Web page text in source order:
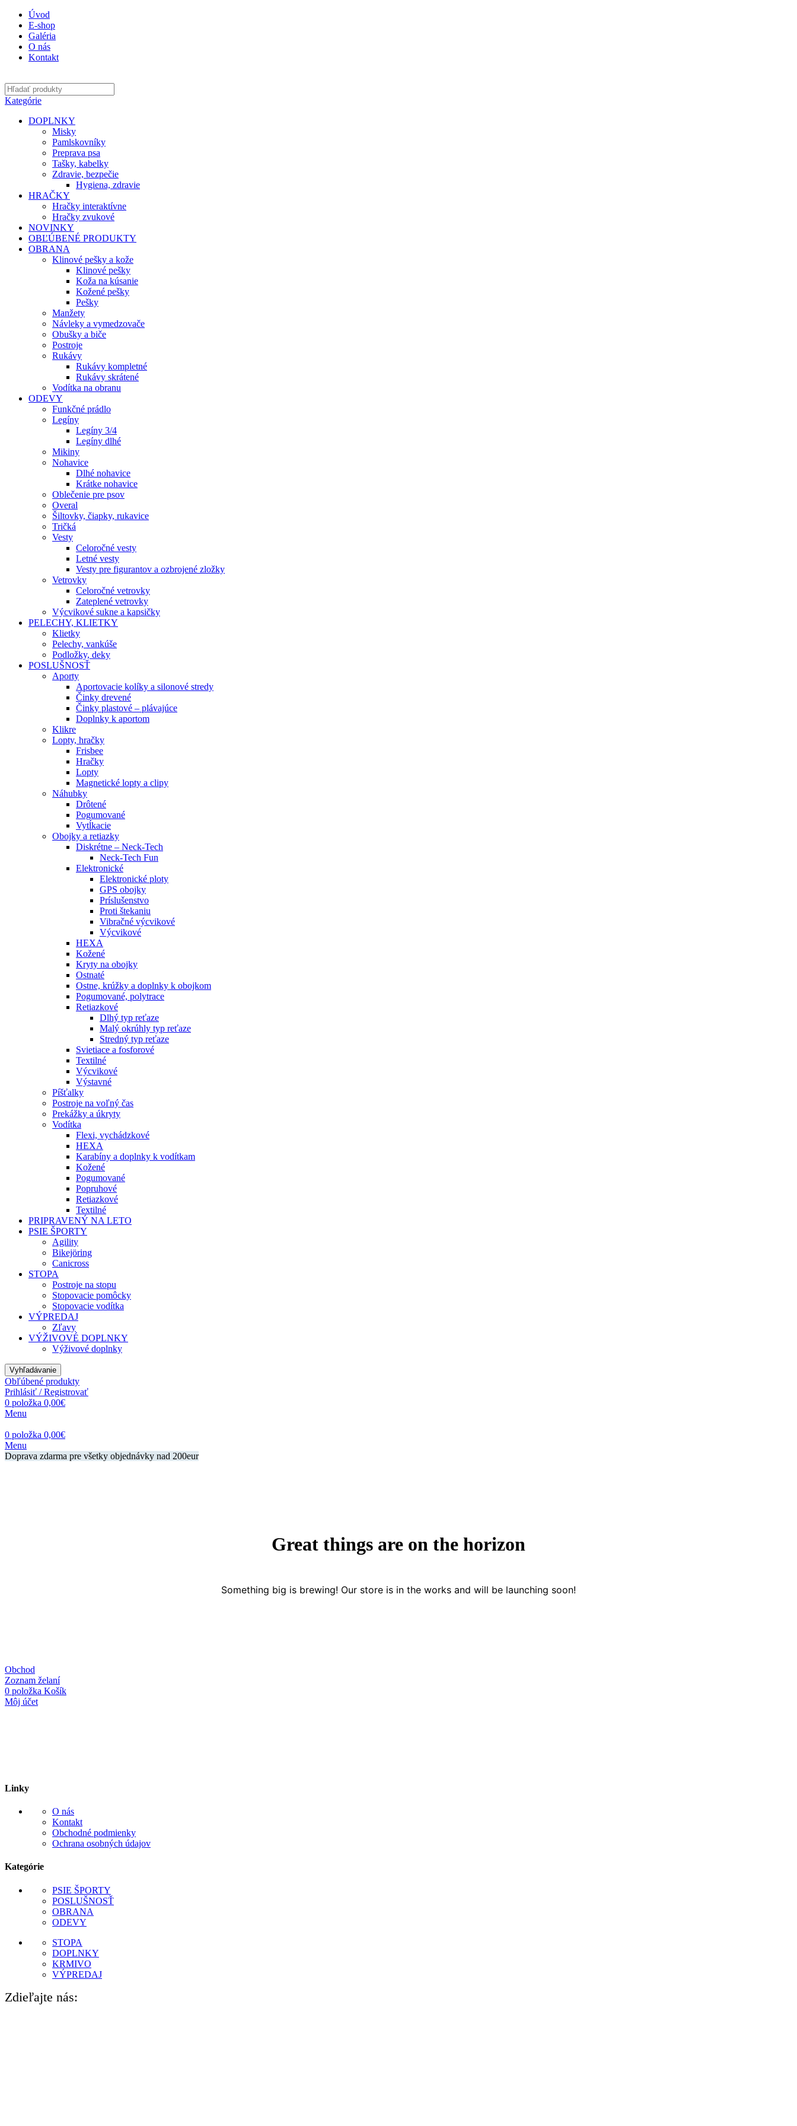
Úvod
E-shop
Galéria
O nás
Kontakt
Kategórie
DOPLNKY
Misky
Pamlskovníky
Preprava psa
Tašky, kabelky
Zdravie, bezpečie
Hygiena, zdravie
HRAČKY
Hračky interaktívne
Hračky zvukové
NOVINKY
OBĽÚBENÉ PRODUKTY
OBRANA
Klinové pešky a kože
Klinové pešky
Koža na kúsanie
Kožené pešky
Pešky
Manžety
Návleky a vymedzovače
Obušky a biče
Postroje
Rukávy
Rukávy kompletné
Rukávy skrátené
Vodítka na obranu
ODEVY
Funkčné prádlo
Legíny
Legíny 3/4
Legíny dlhé
Mikiny
Nohavice
Dlhé nohavice
Krátke nohavice
Oblečenie pre psov
Overal
Šiltovky, čiapky, rukavice
Tričká
Vesty
Celoročné vesty
Letné vesty
Vesty pre figurantov a ozbrojené zložky
Vetrovky
Celoročné vetrovky
Zateplené vetrovky
Výcvikové sukne a kapsičky
PELECHY, KLIETKY
Klietky
Pelechy, vankúše
Podložky, deky
POSLUŠNOSŤ
Aporty
Aportovacie kolíky a silonové stredy
Činky drevené
Činky plastové – plávajúce
Doplnky k aportom
Klikre
Lopty, hračky
Frisbee
Hračky
Lopty
Magnetické lopty a clipy
Náhubky
Drôtené
Pogumované
Vytĺkacie
Obojky a retiazky
Diskrétne – Neck-Tech
Neck-Tech Fun
Elektronické
Elektronické ploty
GPS obojky
Príslušenstvo
Proti štekaniu
Vibračné výcvikové
Výcvikové
HEXA
Kožené
Kryty na obojky
Ostnaté
Ostne, krúžky a doplnky k obojkom
Pogumované, polytrace
Retiazkové
Dlhý typ reťaze
Malý okrúhly typ reťaze
Stredný typ reťaze
Svietiace a fosforové
Textilné
Výcvikové
Výstavné
Píšťalky
Postroje na voľný čas
Prekážky a úkryty
Vodítka
Flexi, vychádzkové
HEXA
Karabíny a doplnky k vodítkam
Kožené
Pogumované
Popruhové
Retiazkové
Textilné
PRIPRAVENÝ NA LETO
PSIE ŠPORTY
Agility
Bikejöring
Canicross
STOPA
Postroje na stopu
Stopovacie pomôcky
Stopovacie vodítka
VÝPREDAJ
Zľavy
VÝŽIVOVÉ DOPLNKY
Výživové doplnky
Vyhľadávanie
Obľúbené produkty
Prihlásiť / Registrovať
0 položka 0,00€
Menu
0 položka 0,00€
Menu
Doprava zdarma pre všetky objednávky nad 200eur
Great things are on the horizon
Something big is brewing! Our store is in the works and will be launching soon!
Obchod
Zoznam želaní
0 položka Košík
Môj účet
Linky
O nás
Kontakt
Obchodné podmienky
Ochrana osobných údajov
Kategórie
PSIE ŠPORTY
POSLUŠNOSŤ
OBRANA
ODEVY
STOPA
DOPLNKY
KRMIVO
VÝPREDAJ
Zdieľajte nás: